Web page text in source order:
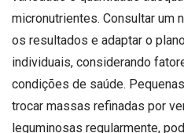
micronutrientes. Consultar um
os resultados e adaptar o
individuais, considerando
condições de saúde.
trocar massas refinadas por
leguminosas regularmente,